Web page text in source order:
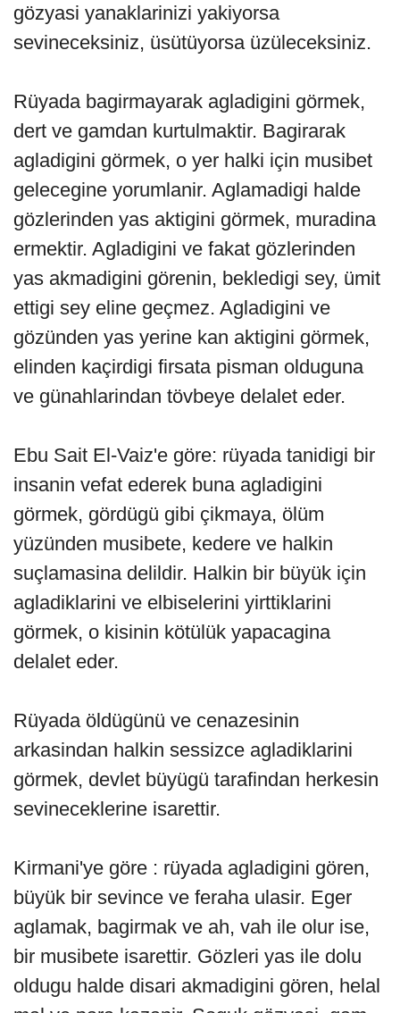
gözyasi yanaklarinizi yakiyorsa
sevineceksiniz, üsütüyorsa üzüleceksiniz.
Rüyada bagirmayarak agladigini görmek,
dert ve gamdan kurtulmaktir. Bagirarak
agladigini görmek, o yer halki için musibet
gelecegine yorumlanir. Aglamadigi halde
gözlerinden yas aktigini görmek, muradina
ermektir. Agladigini ve fakat gözlerinden
yas akmadigini görenin, bekledigi sey, ümit
ettigi sey eline geçmez. Agladigini ve
gözünden yas yerine kan aktigini görmek,
elinden kaçirdigi firsata pisman olduguna
ve günahlarindan tövbeye delalet eder.
Ebu Sait El-Vaiz'e göre: rüyada tanidigi bir
insanin vefat ederek buna agladigini
görmek, gördügü gibi çikmaya, ölüm
yüzünden musibete, kedere ve halkin
suçlamasina delildir. Halkin bir büyük için
agladiklarini ve elbiselerini yirttiklarini
görmek, o kisinin kötülük yapacagina
delalet eder.
Rüyada öldügünü ve cenazesinin
arkasindan halkin sessizce agladiklarini
görmek, devlet büyügü tarafindan herkesin
sevineceklerine isarettir.
Kirmani'ye göre : rüyada agladigini gören,
büyük bir sevince ve feraha ulasir. Eger
aglamak, bagirmak ve ah, vah ile olur ise,
bir musibete isarettir. Gözleri yas ile dolu
oldugu halde disari akmadigini gören, helal